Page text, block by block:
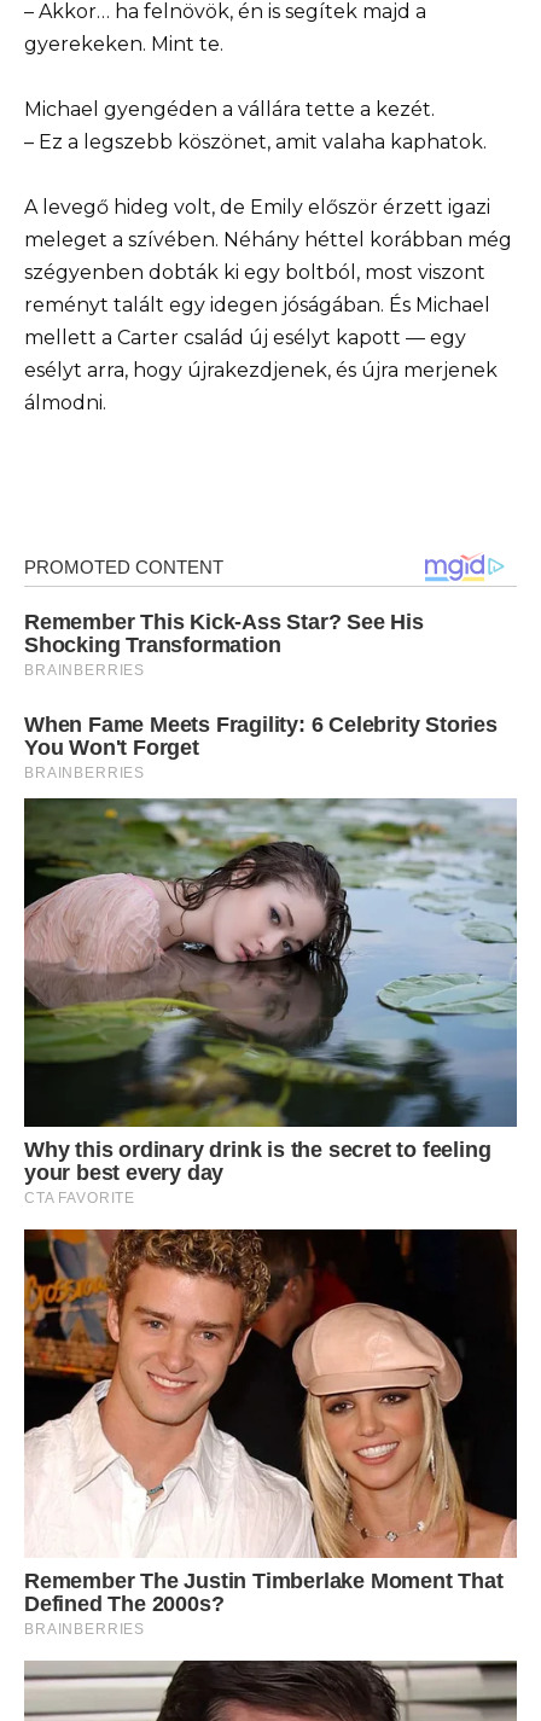
– Akkor… ha felnövök, én is segítek majd a
gyerekeken. Mint te.
Michael gyengéden a vállára tette a kezét.
– Ez a legszebb köszönet, amit valaha kaphatok.
A levegő hideg volt, de Emily először érzett igazi
meleget a szívében. Néhány héttel korábban még
szégyenben dobták ki egy boltból, most viszont
reményt talált egy idegen jóságában. És Michael
mellett a Carter család új esélyt kapott — egy
esélyt arra, hogy újrakezdjenek, és újra merjenek
álmodni.